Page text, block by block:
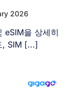
2026
eSIM을 상세히
, SIM [...]